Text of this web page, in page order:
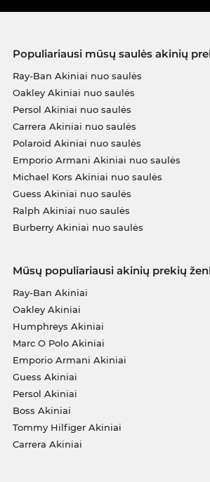
Populiariausi mūsų saulės akinių
Ray-Ban Akiniai nuo saulės
Oakley Akiniai nuo saulės
Persol Akiniai nuo saulės
Carrera Akiniai nuo saulės
Polaroid Akiniai nuo saulės
Emporio Armani Akiniai nuo saulės
Michael Kors Akiniai nuo saulės
Guess Akiniai nuo saulės
Ralph Akiniai nuo saulės
Burberry Akiniai nuo saulės
Mūsų populiariausi akinių prekių
Ray-Ban Akiniai
Oakley Akiniai
Humphreys Akiniai
Marc O Polo Akiniai
Emporio Armani Akiniai
Guess Akiniai
Persol Akiniai
Boss Akiniai
Tommy Hilfiger Akiniai
Carrera Akiniai